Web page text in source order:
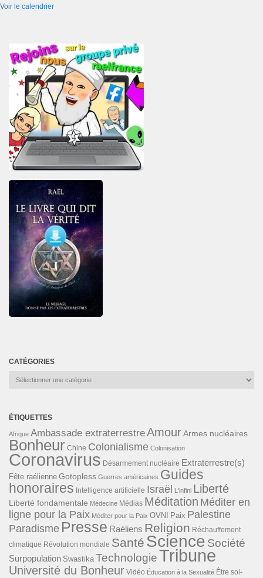
Voir le calendrier
CATÉGORIES
Catégories
ÉTIQUETTES
Afrique Ambassade extraterrestreAmourArmes nucléaires
Bonheur Chine Colonialisme Colonisation
Coronavirus Désarmement nucléaire Extraterrestre(s)
Fête raélienne Gotopless Guerres américaines Guides
honoraires Intelligence artificielle Israël L'infini Liberté
Liberté fondamentale Médecine Médias Méditation Méditer en
ligne pour la Paix Méditer pour la Paix OVNI Paix Palestine
Paradisme Presse Raéliens Religion Réchauffement
climatique Révolution mondiale Santé Science Société
Surpopulation Swastika TechnologieTribune
Université du Bonheur Vidéo Éducation à la Sexualité Être soi-